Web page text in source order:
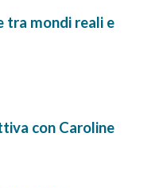
tra mondi reali e
con Caroline